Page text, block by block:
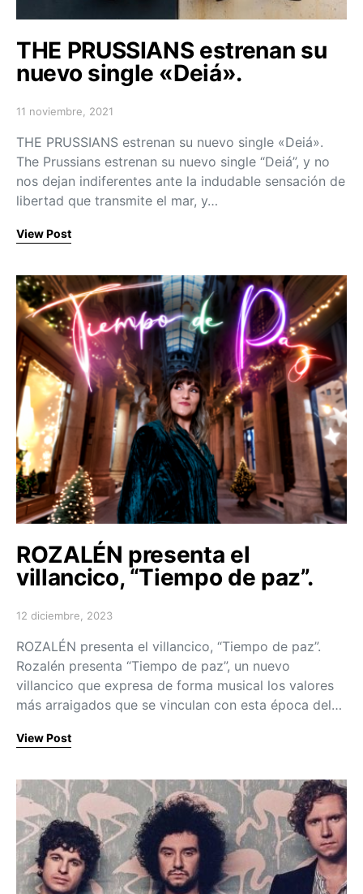
THE PRUSSIANS estrenan su
nuevo single «Deiá».
Posted on
11 noviembre, 2021
THE PRUSSIANS estrenan su nuevo single «Deiá».
The Prussians estrenan su nuevo single “Deiá”, y no
nos dejan indiferentes ante la indudable sensación de
libertad que transmite el mar, y…
View Post
ROZALÉN presenta el
villancico, “Tiempo de paz”.
Posted on
12 diciembre, 2023
ROZALÉN presenta el villancico, “Tiempo de paz”.
Rozalén presenta “Tiempo de paz”, un nuevo
villancico que expresa de forma musical los valores
más arraigados que se vinculan con esta época del…
View Post